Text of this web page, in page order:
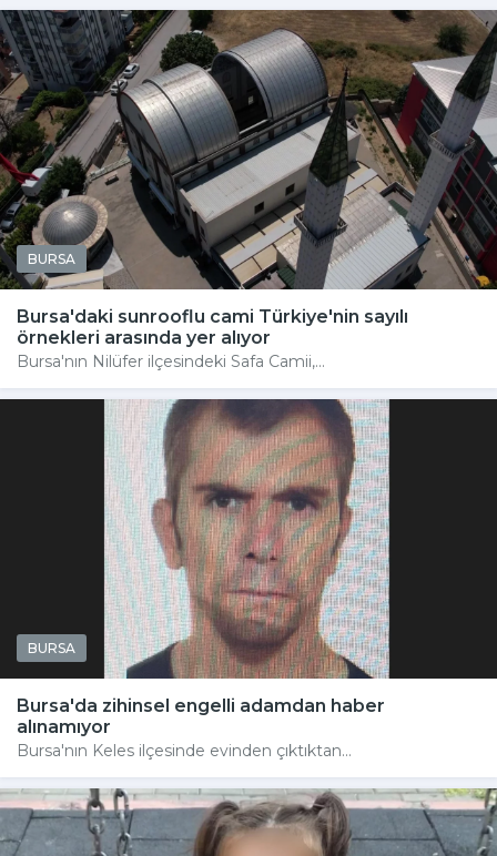
BURSA
Bursa'daki sunrooflu cami Türkiye'nin sayılı
örnekleri arasında yer alıyor
Bursa'nın Nilüfer ilçesindeki Safa Camii,...
BURSA
Bursa'da zihinsel engelli adamdan haber
alınamıyor
Bursa'nın Keles ilçesinde evinden çıktıktan...